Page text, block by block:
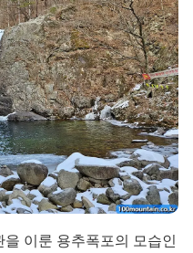
이룬 용추폭포의 모습인